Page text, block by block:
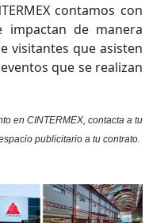
contamos con
impactan de manera
visitantes que asisten
que se realizan
en CINTERMEX, contacta a tu
publicitario a tu contrato.